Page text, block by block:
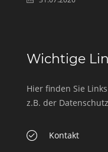
Wichtige
Hier finden Sie
z.B. der
Kontakt